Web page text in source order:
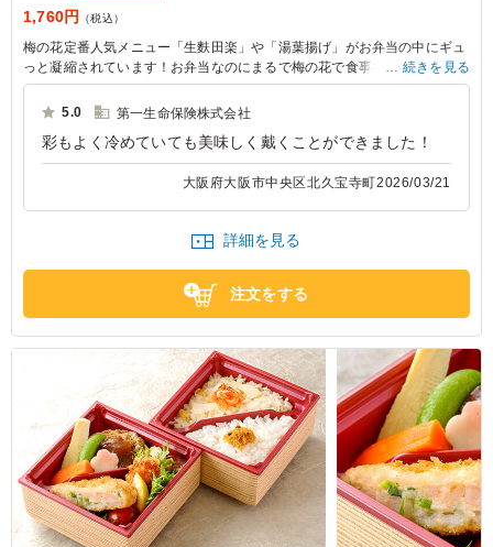
1,760円 （税込）
梅の花定番人気メニュー「生麩田楽」や「湯葉揚げ」がお弁当の中にギュ
っと凝縮されています！お弁当なのにまるで梅の花で食事をしているよう
な気持ちになれるお弁当です。
続きを見る
5.0 第一生命保険株式会社
彩もよく冷めていても美味しく戴くことができました！
大阪府大阪市中央区北久宝寺町2026/03/21
詳細を見る
注文をする